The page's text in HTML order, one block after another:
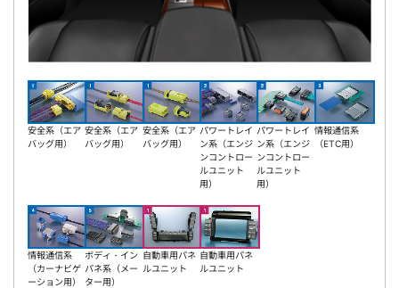
安全系（エア
バッグ用）
安全系（エア
バッグ用）
安全系（エア
バッグ用）
パワートレイ
ン系（エンジ
ンコントロー
ルユニット
用）
パワートレイ
ン系（エンジ
ンコントロー
ルユニット
用）
情報通信系
（ETC用）
情報通信系
（カーナビゲ
ーション用）
ボディ・イン
パネ系（メー
ター用）
自動車用パネ
ルユニット
自動車用パネ
ルユニット